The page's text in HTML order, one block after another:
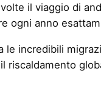
il viaggio di
ogni anno
le incredibili
riscaldamento